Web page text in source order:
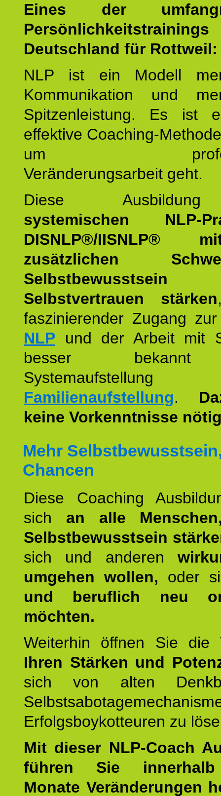
Eines der
Deutschland für Rottweil:
NLP ist ein Modell
Kommunikation und
Spitzenleistung. Es ist
effektive Coaching-
um
Veränderungsarbeit geht.
Diese
systemischen NLP-
DISNLP®/IISNLP®
zusätzlichen
Selbstvertrauen stärken
faszinierender Zugang
NLP und der Arbeit mit
besser
Familienaufstellung.
keine Vorkenntnisse
Mehr
Chancen
Diese Coaching
sich an alle
Selbstbewusstsein
sich und anderen
umgehen wollen, oder
und beruflich neu
möchten.
Weiterhin öffnen Sie
Ihren Stärken und
sich von alten
Erfolgsboykotteuren zu
Mit dieser NLP-Coach
führen Sie
Monate Veränderungen